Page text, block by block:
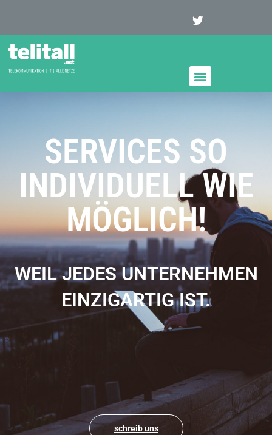
SERVICES SO
INDIVIDUELL WIE
MÖGLICH!
WEIL JEDES UNTERNEHMEN
EINZIGARTIG IST.
schreib uns